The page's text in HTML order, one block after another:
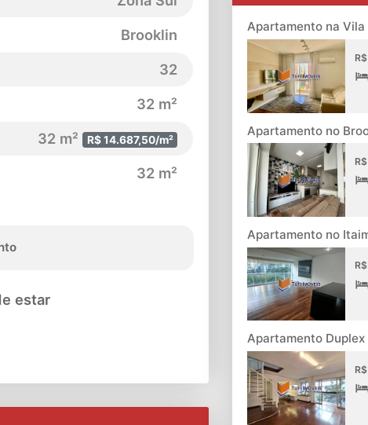
Brooklin
32
32 m²
32 m² R$ 14.687,50/m²
32 m²
estar
Apartamento na
R$
Apartamento no
R$
Apartamento no
R$
Apartamento Duplex
R$